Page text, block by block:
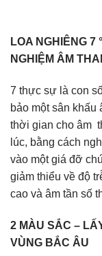
LOA NGHIÊNG 7
NGHIỆM ÂM
7 thực sự là con
bảo một sân
thời gian cho âm
lúc, bằng cách
vào một giá đỡ
giảm thiểu về độ
cao và âm tần số
2 MÀU SẮC –
VÙNG BẮC ÂU